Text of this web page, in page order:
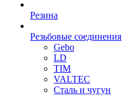
Резина
Резьбовые соединения
Gebo
LD
TIM
VALTEC
Сталь и чугун